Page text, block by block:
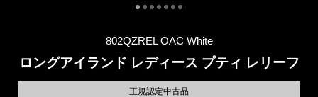
802QZREL OAC White
ロングアイランド レディース プティ レリーフ
正規認定中古品